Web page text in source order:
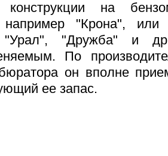
конструкции на
например "Крона", или
"Урал", "Дружба" и
По
он вполне
ее запас.